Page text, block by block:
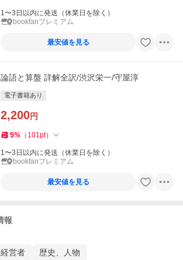
1〜3日以内に発送（休業日を除く）
bookfanプレミアム
最安値を見る
論語と算盤 詳解全訳/渋沢栄一/守屋淳
電子書籍あり
2,200円
5% （ 101pt）
1〜3日以内に発送（休業日を除く）
bookfanプレミアム
最安値を見る
報
経営者 歴史、人物